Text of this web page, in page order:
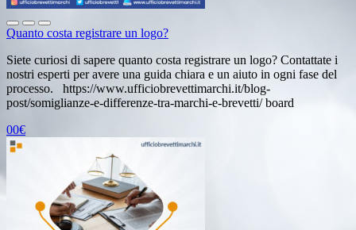
Quanto costa registrare un logo?
Siete curiosi di sapere quanto costa registrare un logo? Contattate i
nostri esperti per avere una guida chiara e un aiuto in ogni fase del
processo. https://www.ufficiobrevettimarchi.it/blog-
post/somiglianze-e-differenze-tra-marchi-e-brevetti/ board
00€